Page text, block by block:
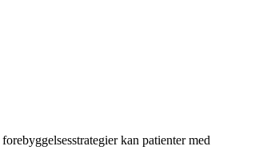
kan patienter med